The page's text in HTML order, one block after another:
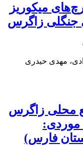
میکوریز
جنگلی زاگرس
مهدی حیدری
محلی زاگرس
موردی:
فارس)